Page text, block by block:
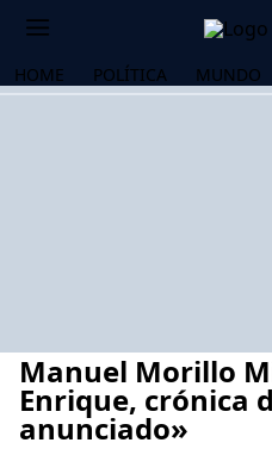
HOME POLÍTICA MUNDO
Manuel Morillo
Enrique, crónica
anunciado»